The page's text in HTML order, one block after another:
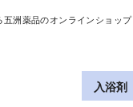
洲薬品のオンラインショップ
入浴剤